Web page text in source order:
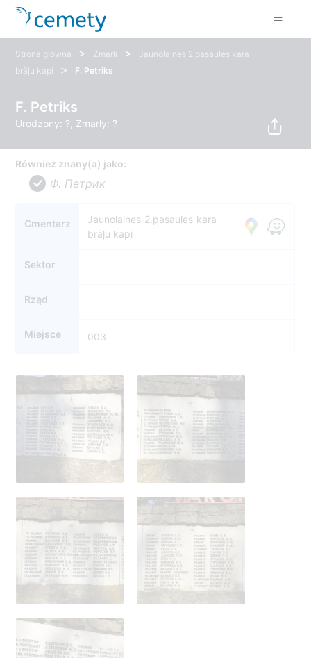
Strona główna > Zmarli >
Jaunolaines 2.pasaules kara
brāļu kapi
> F. Petriks
F. Petriks
Urodzony: ?, Zmarły: ?
Również znany(a) jako:
Ф. Петрик
Cmentarz
Jaunolaines 2.pasaules kara
brāļu kapi
Sektor
Rząd
Miejsce 003